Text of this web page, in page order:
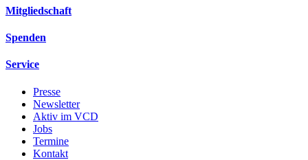
Mitgliedschaft
Spenden
Service
Presse
Newsletter
Aktiv im VCD
Jobs
Termine
Kontakt